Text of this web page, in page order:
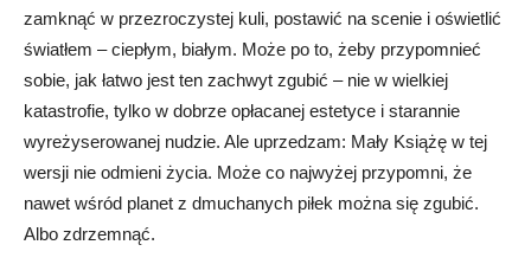
zamknąć w przezroczystej kuli, postawić na scenie i oświetlić
światłem – ciepłym, białym. Może po to, żeby przypomnieć
sobie, jak łatwo jest ten zachwyt zgubić – nie w wielkiej
katastrofie, tylko w dobrze opłacanej estetyce i starannie
wyreżyserowanej nudzie. Ale uprzedzam: Mały Książę w tej
wersji nie odmieni życia. Może co najwyżej przypomni, że
nawet wśród planet z dmuchanych piłek można się zgubić.
Albo zdrzemnąć.